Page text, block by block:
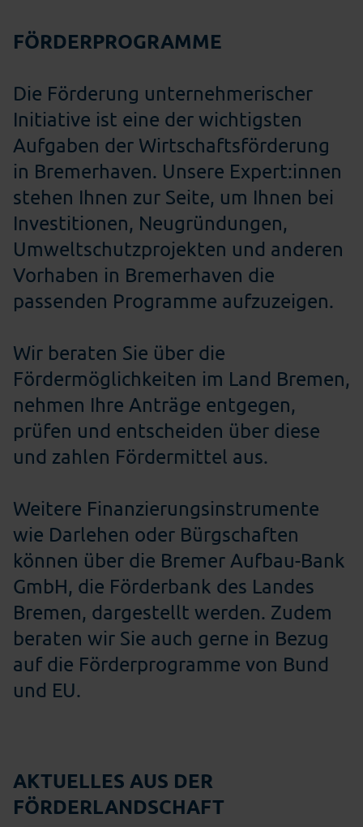
FÖRDERPROGRAMME
Die Förderung unternehmerischer
Initiative ist eine der wichtigsten
Aufgaben der Wirtschaftsförderung
in Bremerhaven. Unsere Expert:innen
stehen Ihnen zur Seite, um Ihnen bei
Investitionen, Neugründungen,
Umweltschutzprojekten und anderen
Vorhaben in Bremerhaven die
passenden Programme aufzuzeigen.
Wir beraten Sie über die
Fördermöglichkeiten im Land Bremen,
nehmen Ihre Anträge entgegen,
prüfen und entscheiden über diese
und zahlen Fördermittel aus.
Weitere Finanzierungsinstrumente
wie Darlehen oder Bürgschaften
können über die Bremer Aufbau-Bank
GmbH, die Förderbank des Landes
Bremen, dargestellt werden. Zudem
beraten wir Sie auch gerne in Bezug
auf die Förderprogramme von Bund
und EU.
AKTUELLES AUS DER
FÖRDERLANDSCHAFT